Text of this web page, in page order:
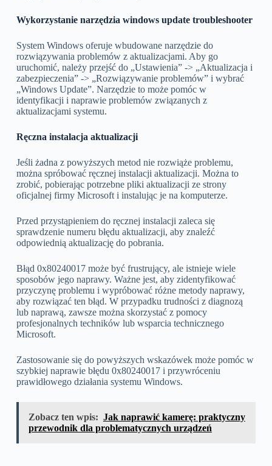
Wykorzystanie narzędzia windows update troubleshooter
System Windows oferuje wbudowane narzędzie do
rozwiązywania problemów z aktualizacjami. Aby go
uruchomić, należy przejść do „Ustawienia” -> „Aktualizacja i
zabezpieczenia” -> „Rozwiązywanie problemów” i wybrać
„Windows Update”. Narzędzie to może pomóc w
identyfikacji i naprawie problemów związanych z
aktualizacjami systemu.
Ręczna instalacja aktualizacji
Jeśli żadna z powyższych metod nie rozwiąże problemu,
można spróbować ręcznej instalacji aktualizacji. Można to
zrobić, pobierając potrzebne pliki aktualizacji ze strony
oficjalnej firmy Microsoft i instalując je na komputerze.
Przed przystąpieniem do ręcznej instalacji zaleca się
sprawdzenie numeru błędu aktualizacji, aby znaleźć
odpowiednią aktualizację do pobrania.
Błąd 0x80240017 może być frustrujący, ale istnieje wiele
sposobów jego naprawy. Ważne jest, aby zidentyfikować
przyczynę problemu i wypróbować różne metody naprawy,
aby rozwiązać ten błąd. W przypadku trudności z diagnozą
lub naprawą, zawsze można skorzystać z pomocy
profesjonalnych techników lub wsparcia technicznego
Microsoft.
Zastosowanie się do powyższych wskazówek może pomóc w
szybkiej naprawie błędu 0x80240017 i przywróceniu
prawidłowego działania systemu Windows.
Zobacz ten wpis: Jak naprawić kamerę: praktyczny
przewodnik dla problematycznych urządzeń